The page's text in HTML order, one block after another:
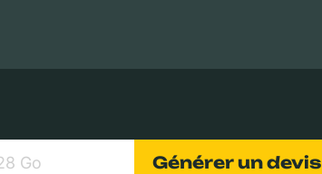
Générer un devis